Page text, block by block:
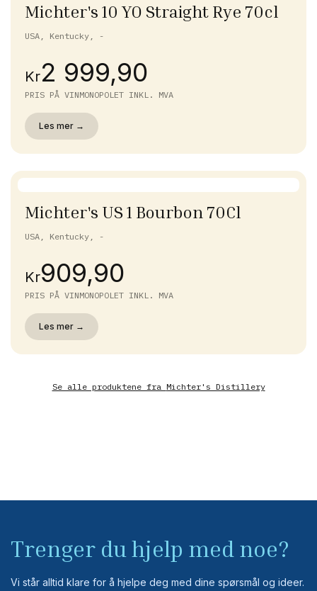
Michter's 10 YO Straight Rye 70cl
USA, Kentucky, -
Kr2 999,90
PRIS PÅ VINMONOPOLET INKL. MVA
Les mer →
Michter's US 1 Bourbon 70Cl
USA, Kentucky, -
Kr909,90
PRIS PÅ VINMONOPOLET INKL. MVA
Les mer →
Se alle produktene fra Michter's Distillery
Trenger du hjelp med noe?
Vi står alltid klare for å hjelpe deg med dine spørsmål og ideer.